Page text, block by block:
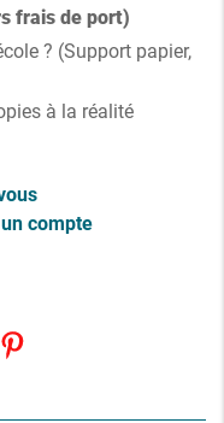
frais de port)
? (Support papier,
à la réalité
compte